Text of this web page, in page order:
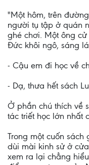
"Một hôm, trên
người tụ tập ở quán
ghé chơi. Một ông
Đức khôi ngô, sáng
- Cậu em đi học về
- Dạ, thưa hết sách
Ở phần chú thích về
tác triết học lớn nhất
Trong một cuốn
dùi mài kinh sử ở
xem ra lại chẳng